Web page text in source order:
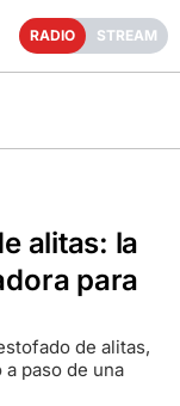
RADIO STREAM
alitas: la
para
de alitas,
paso de una